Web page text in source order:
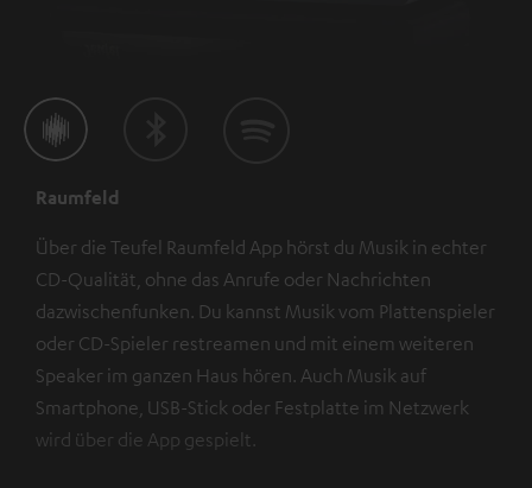
Raumfeld
Über die Teufel Raumfeld App hörst du Musik in echter
CD-Qualität, ohne das Anrufe oder Nachrichten
dazwischenfunken. Du kannst Musik vom Plattenspieler
oder CD-Spieler restreamen und mit einem weiteren
Speaker im ganzen Haus hören. Auch Musik auf
Smartphone, USB-Stick oder Festplatte im Netzwerk
wird über die App gespielt.